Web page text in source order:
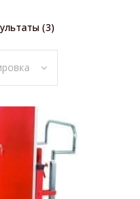
(3)